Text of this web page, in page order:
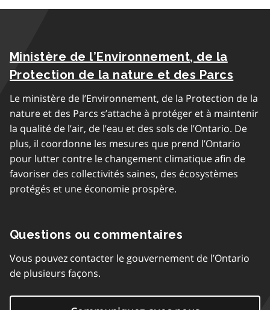
Ministère de l’Environnement, de la
Protection de la nature et des Parcs
Le ministère de l’Environnement, de la Protection de la
nature et des Parcs s’attache à protéger et à maintenir
la qualité de l’air, de l’eau et des sols de l’Ontario. De
plus, il coordonne les mesures que prend l’Ontario
pour lutter contre le changement climatique afin de
favoriser des collectivités saines, des écosystèmes
protégés et une économie prospère.
Questions ou commentaires
Vous pouvez contacter le gouvernement de l’Ontario
de plusieurs façons.